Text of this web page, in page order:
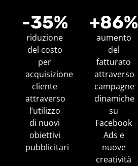
-35%
riduzione
del costo
per
acquisizione
cliente
attraverso
l’utilizzo
di nuovi
obiettivi
pubblicitari
+86%
aumento
del
fatturato
attraverso
campagne
dinamiche
su
Facebook
Ads e
nuove
creatività